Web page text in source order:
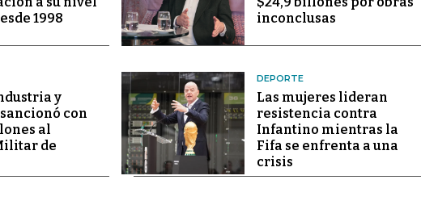
1998
inconclusas
y
con
al
de
DEPORTE
Las mujeres lideran
resistencia contra
Infantino mientras la
Fifa se enfrenta a una
crisis